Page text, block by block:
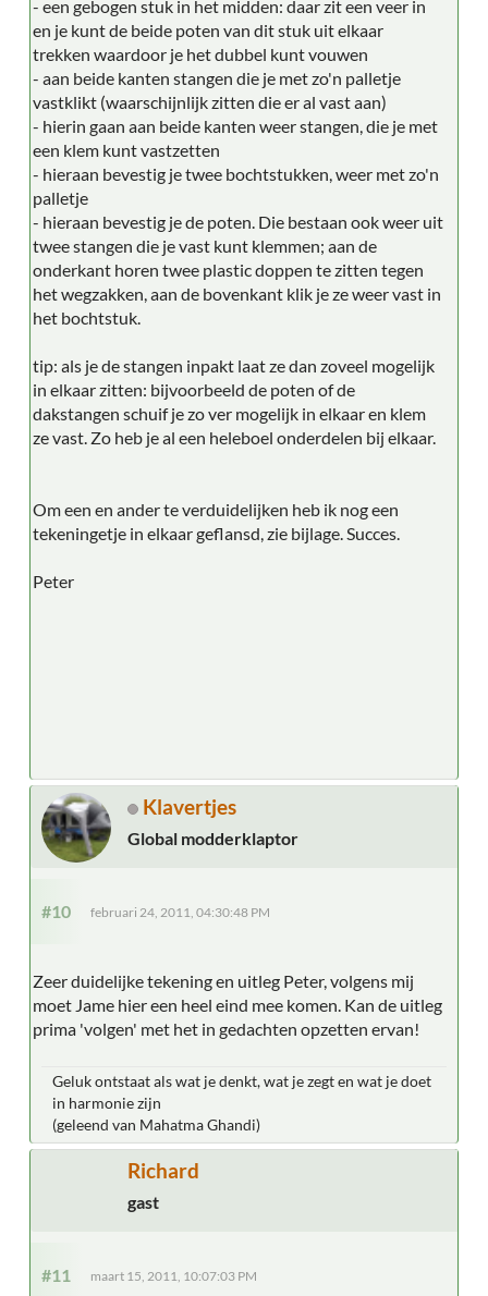
- een gebogen stuk in het midden: daar zit een veer in
en je kunt de beide poten van dit stuk uit elkaar
trekken waardoor je het dubbel kunt vouwen
- aan beide kanten stangen die je met zo'n palletje
vastklikt (waarschijnlijk zitten die er al vast aan)
- hierin gaan aan beide kanten weer stangen, die je met
een klem kunt vastzetten
- hieraan bevestig je twee bochtstukken, weer met zo'n
palletje
- hieraan bevestig je de poten. Die bestaan ook weer uit
twee stangen die je vast kunt klemmen; aan de
onderkant horen twee plastic doppen te zitten tegen
het wegzakken, aan de bovenkant klik je ze weer vast in
het bochtstuk.
tip: als je de stangen inpakt laat ze dan zoveel mogelijk
in elkaar zitten: bijvoorbeeld de poten of de
dakstangen schuif je zo ver mogelijk in elkaar en klem
ze vast. Zo heb je al een heleboel onderdelen bij elkaar.
Om een en ander te verduidelijken heb ik nog een
tekeningetje in elkaar geflansd, zie bijlage. Succes.
Peter
Klavertjes
Global modderklaptor
#10 februari 24, 2011, 04:30:48 PM
Zeer duidelijke tekening en uitleg Peter, volgens mij
moet Jame hier een heel eind mee komen. Kan de uitleg
prima 'volgen' met het in gedachten opzetten ervan!
Geluk ontstaat als wat je denkt, wat je zegt en wat je doet
in harmonie zijn
(geleend van Mahatma Ghandi)
Richard
gast
#11 maart 15, 2011, 10:07:03 PM